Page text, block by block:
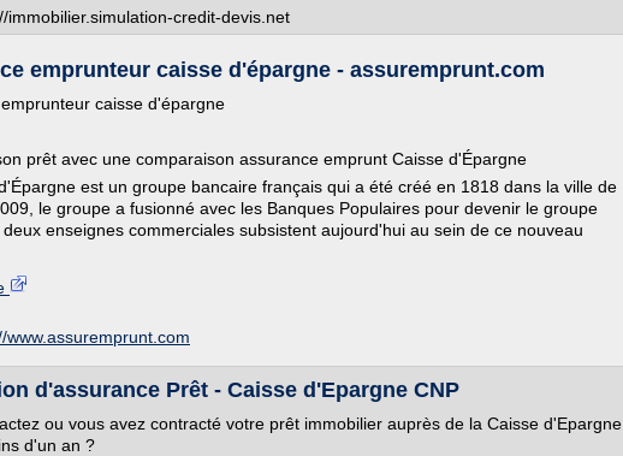
immobilier.simulation-credit-devis.net
emprunteur caisse d'épargne - assuremprunt.com
caisse d'épargne
prêt avec une comparaison assurance emprunt Caisse d'Épargne
est un groupe bancaire français qui a été créé en 1818 dans la ville de
le groupe a fusionné avec les Banques Populaires pour devenir le groupe
deux enseignes commerciales subsistent aujourd'hui au sein de ce nouveau
www.assuremprunt.com
d'assurance Prêt - Caisse d'Epargne CNP
ou vous avez contracté votre prêt immobilier auprès de la Caisse d'Epargne
d'un an ?